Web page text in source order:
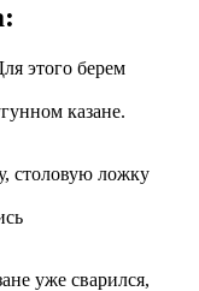
этого берем
казане.
столовую ложку
уже сварился,